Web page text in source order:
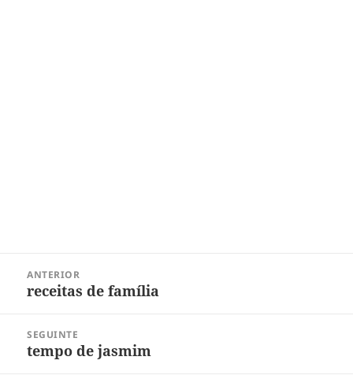
ANTERIOR
Post
receitas de família
SEGUINTE
Próximo
tempo de jasmim